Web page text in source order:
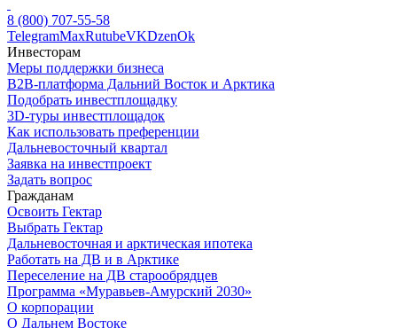
8 (800) 707-55-58
TelegramMaxRutubeVKDzenOk
Инвесторам
Меры поддержки бизнеса
B2B-платформа Дальний Восток и Арктика
Подобрать инвестплощадку
3D-туры инвестплощадок
Как использовать преференции
Дальневосточный квартал
Заявка на инвестпроект
Задать вопрос
Гражданам
Освоить Гектар
Выбрать Гектар
Дальневосточная и арктическая ипотека
Работать на ДВ и в Арктике
Переселение на ДВ старообрядцев
Программа «Муравьев-Амурский 2030»
О корпорации
О Дальнем Востоке